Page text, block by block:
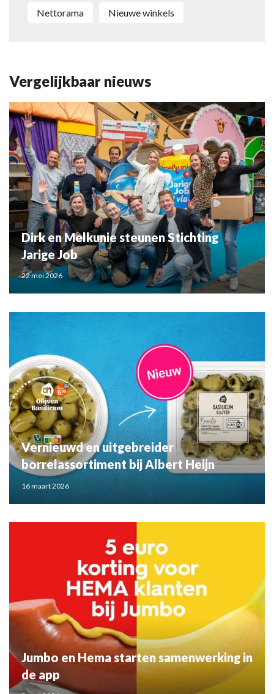
Nettorama Nieuwe winkels
Vergelijkbaar nieuws
Dirk en Melkunie steunen Stichting
Jarige Job
22 mei 2026
Vernieuwd en uitgebreider
borrelassortiment bij Albert Heijn
16 maart 2026
Jumbo en Hema starten samenwerking in
de app